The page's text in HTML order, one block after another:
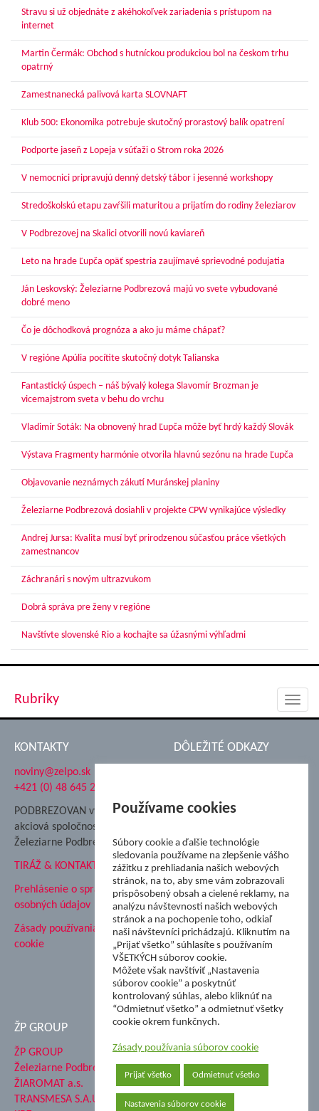
Stravu si už objednáte z akéhokoľvek zariadenia s prístupom na
internet
Martin Čermák: Obchod s hutníckou produkciou bol na českom trhu
opatrný
Zamestnanecká palivová karta SLOVNAFT
Klub 500: Ekonomika potrebuje skutočný prorastový balík opatrení
Podporte jaseň z Lopeja v súťaži o Strom roka 2026
V nemocnici pripravujú denný detský tábor i jesenné workshopy
Stredoškolskú etapu zavŕšili maturitou a prijatím do rodiny železiarov
V Podbrezovej na Skalici otvorili novú kaviareň
Leto na hrade Ľupča opäť spestria zaujímavé sprievodné podujatia
Ján Leskovský: Železiarne Podbrezová majú vo svete vybudované
dobré meno
Čo je dôchodková prognóza a ako ju máme chápať?
V regióne Apúlia pocítite skutočný dotyk Talianska
Fantastický úspech – náš bývalý kolega Slavomír Brozman je
vicemajstrom sveta v behu do vrchu
Vladimír Soták: Na obnovený hrad Ľupča môže byť hrdý každý Slovák
Výstava Fragmenty harmónie otvorila hlavnú sezónu na hrade Ľupča
Objavovanie neznámych zákutí Muránskej planiny
Železiarne Podbrezová dosiahli v projekte CPW vynikajúce výsledky
Andrej Jursa: Kvalita musí byť prirodzenou súčasťou práce všetkých
zamestnancov
Záchranári s novým ultrazvukom
Dobrá správa pre ženy v regióne
Navštívte slovenské Rio a kochajte sa úžasnými výhľadmi
Rubriky
KONTAKTY
noviny@zelpo.sk
+421 (0) 48 645 2711
PODBREZOVAN vydáva
akciová spoločnosť
Železiarne Podbrezová
TIRÁŽ & KONTAKT
Prehlásenie o spracovaní
osobných údajov
Zásady používania súborov
cookie
DÔLEŽITÉ ODKAZY
Nadácia Železiarne
ŽP Informatika s.r.o.
ŠK Železiarne Podbrezová
Tále a.s.
ŽP GROUP
ŽP GROUP
Železiarne Podbrezová a.s.
ŽIAROMAT a.s.
TRANSMESA S.A.U.
Používame cookies
Súbory cookie a ďalšie technológie
sledovania používame na zlepšenie vášho
zážitku z prehliadania našich webových
stránok, na to, aby sme vám zobrazovali
prispôsobený obsah a cielené reklamy, na
analýzu návštevnosti našich webových
stránok a na pochopenie toho, odkiaľ
naši návštevníci prichádzajú. Kliknutím na
„Prijať všetko” súhlasíte s používaním
VŠETKÝCH súborov cookie.
Môžete však navštíviť „Nastavenia
súborov cookie” a poskytnúť
kontrolovaný súhlas, alebo kliknúť na
“Odmietnuť všetko” a odmietnuť všetky
cookie okrem funkčnych.
Zásady používania súborov cookie
Prijať všetko Odmietnuť všetko
Nastavenia súborov cookie